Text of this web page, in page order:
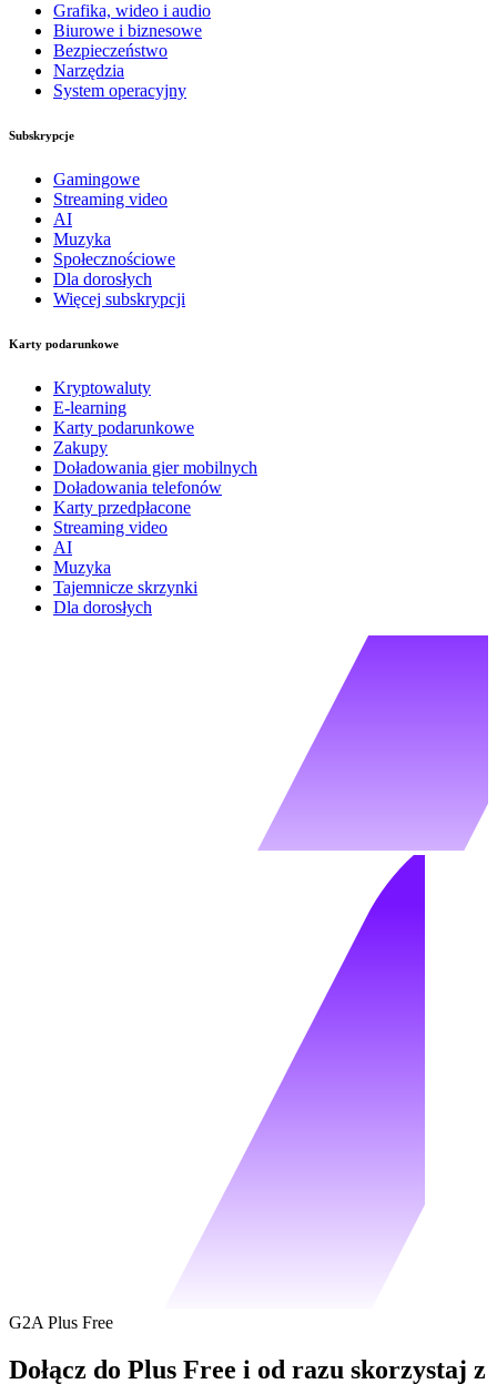
Grafika, wideo i audio
Biurowe i biznesowe
Bezpieczeństwo
Narzędzia
System operacyjny
Subskrypcje
Gamingowe
Streaming video
AI
Muzyka
Społecznościowe
Dla dorosłych
Więcej subskrypcji
Karty podarunkowe
Kryptowaluty
E-learning
Karty podarunkowe
Zakupy
Doładowania gier mobilnych
Doładowania telefonów
Karty przedpłacone
Streaming video
AI
Muzyka
Tajemnicze skrzynki
Dla dorosłych
G2A Plus Free
Dołącz do Plus Free i od razu skorzystaj z